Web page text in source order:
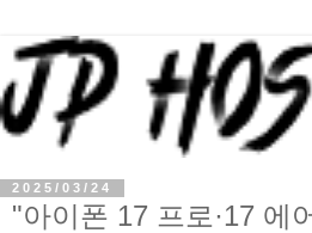
2025/03/24
"아이폰 17 프로·17 에